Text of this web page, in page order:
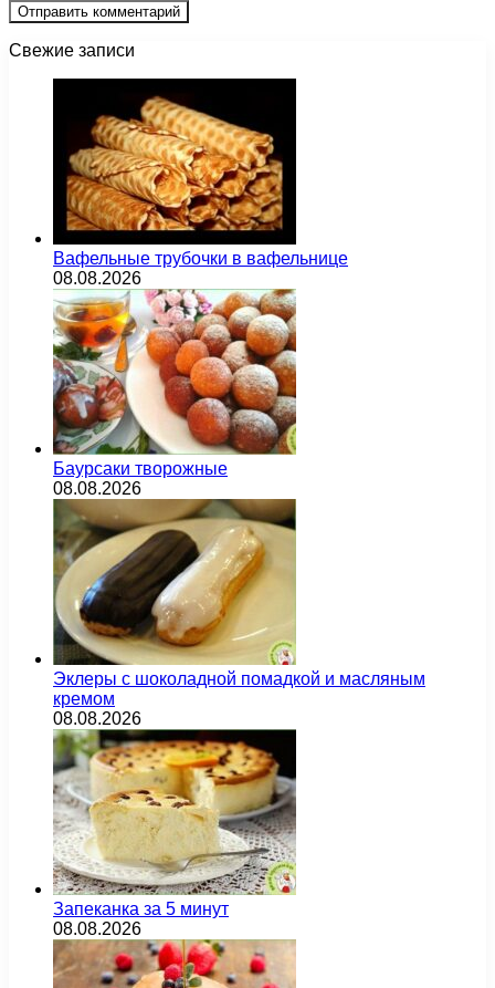
Свежие записи
Вафельные трубочки в вафельнице
08.08.2026
Баурсаки творожные
08.08.2026
Эклеры с шоколадной помадкой и масляным
кремом
08.08.2026
Запеканка за 5 минут
08.08.2026